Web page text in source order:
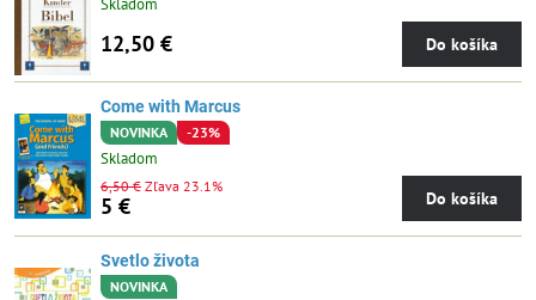
12,50 € Do košíka
Come with Marcus
NOVINKA -23%
Skladom
5 €
6,50 € Zľava 23.1%
Do košíka
Svetlo života
NOVINKA